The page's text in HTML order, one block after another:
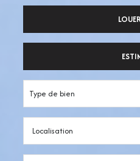
Type de bien